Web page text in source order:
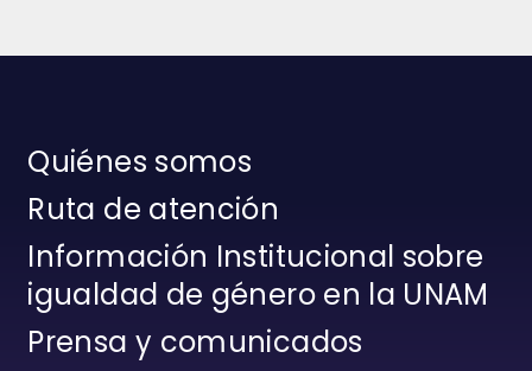
Quiénes somos
Ruta de atención
Información Institucional sobre
igualdad de género en la UNAM
Prensa y comunicados